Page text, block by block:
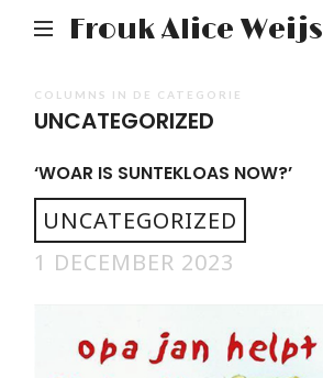
Frouk Alice Weijs
COLUMNS IN DE CATEGORIE
UNCATEGORIZED
‘WOAR IS SUNTEKLOAS NOW?’
UNCATEGORIZED
1 DECEMBER 2023